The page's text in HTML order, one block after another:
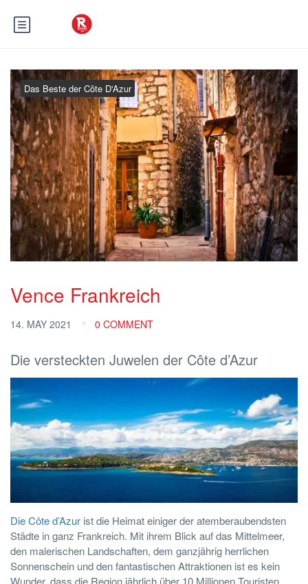
Das Beste der Côte D'Azur
Vence Frankreich
14. MAY 2021 0 COMMENT
Die versteckten Juwelen der Côte d’Azur
Die Côte d’Azur ist die Heimat einiger der atemberaubendsten
Städte in ganz Frankreich. Mit ihrem Blick auf das Mittelmeer,
den malerischen Landschaften, dem ganzjährig herrlichen
Sonnenschein und den fantastischen Attraktionen ist es kein
Wunder, dass die Region jährlich über 10 Millionen Touristen